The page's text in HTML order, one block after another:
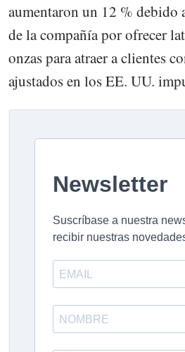
aumentaron un 12 % debido
de la compañía por ofrecer
onzas para atraer a clientes
ajustados en los EE. UU.